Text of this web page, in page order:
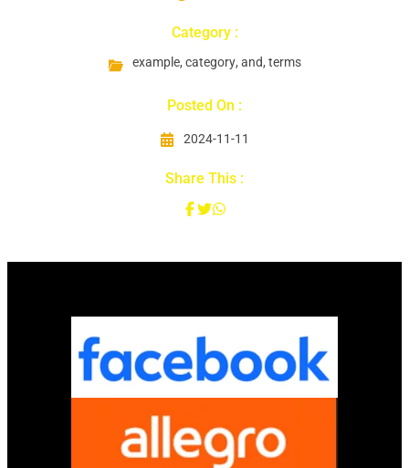
Category :
example, category, and, terms
Posted On :
2024-11-11
Share This :